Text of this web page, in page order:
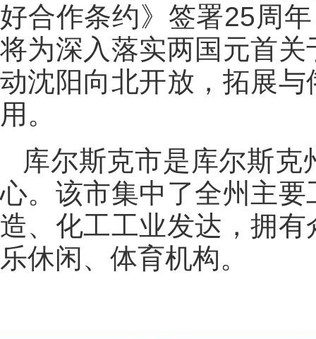
好合作条约》签署25周
将为深入落实两国元首
动沈阳向北开放，拓展
用。
库尔斯克市是库尔斯
心。该市集中了全州主
造、化工工业发达，拥
乐休闲、体育机构。